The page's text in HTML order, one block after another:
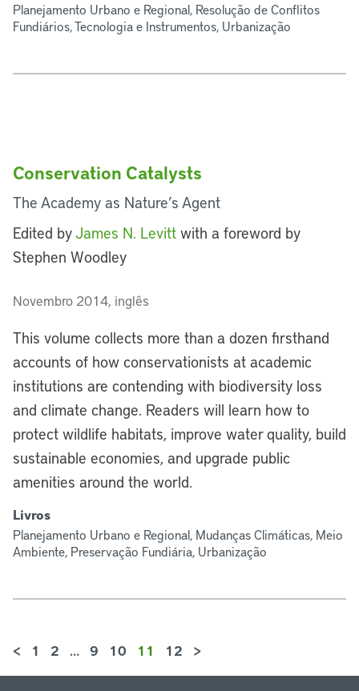
Planejamento Urbano e Regional, Resolução de Conflitos
Fundiários, Tecnologia e Instrumentos, Urbanização
Conservation Catalysts
The Academy as Nature’s Agent
Edited byJames N. Levitt with a foreword by
Stephen Woodley
Novembro 2014, inglês
This volume collects more than a dozen firsthand
accounts of how conservationists at academic
institutions are contending with biodiversity loss
and climate change. Readers will learn how to
protect wildlife habitats, improve water quality, build
sustainable economies, and upgrade public
amenities around the world.
Livros
Planejamento Urbano e Regional, Mudanças Climáticas, Meio
Ambiente, Preservação Fundiária, Urbanização
< 1 2 … 9 10 11 12 >